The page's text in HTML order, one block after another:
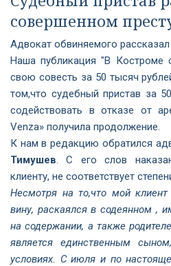
совершенном
Адвокат обвиняемого рассказал
Наша публикация "В Костроме
свою совесть за 50 тысяч
том,что судебный пристав за
содействовать в отказе от
Venza» получила продолжение.
К нам в редакцию обратился
Тимушев. С его слов
клиенту, не соответствует
Несмотря на то,что мой
вину, раскаялся в содеянном ,
на содержании, а также
является единственным
условиях. С июля и по